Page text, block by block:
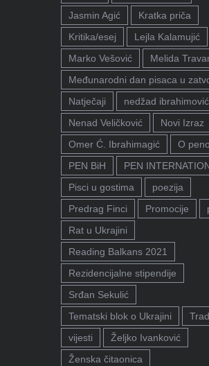
Jasmin Agić
Kratka priča
Kritika/esej
Lejla Kalamujić
Marko Vešović
Melida
Međunarodni dan pisaca u
Natječaji
nedžad ibrahimović
Nenad Veličković
Novi Izraz
Omer Ć. Ibrahimagić
O
PEN BiH
PEN
Pisci u gostima
poezija
Predrag Finci
Promocije
Rat u Ukrajini
Reading Balkans 2021
Rezidencijalne stipendije
Srđan Sekulić
Tematski blok o Ukrajini
vijesti
Željko Ivanković
Ženska čitaonica